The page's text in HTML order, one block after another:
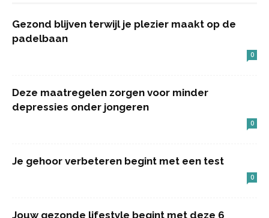
Gezond blijven terwijl je plezier maakt op de
padelbaan
0
Deze maatregelen zorgen voor minder
depressies onder jongeren
0
Je gehoor verbeteren begint met een test
0
Jouw gezonde lifestyle begint met deze 6